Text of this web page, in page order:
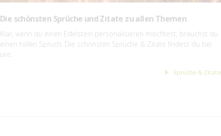
Die schönsten Sprüche und Zitate zu allen Themen
Klar, wenn du einen Edelstein personalisieren möchtest, brauchst du
einen tollen Spruch. Die schönsten Sprüche & Zitate findest du bei
uns.
Sprüche & Zitate